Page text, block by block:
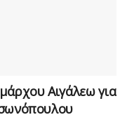
Αιγάλεω για